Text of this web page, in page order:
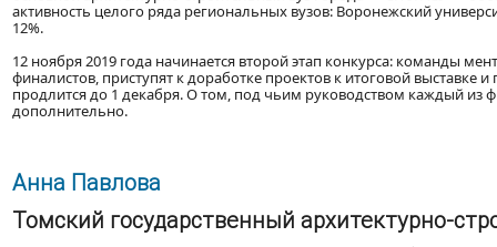
активность целого ряда региональных вузов: Воронежский
12%.
12 ноября 2019 года начинается второй этап конкурса: команды
финалистов, приступят к доработке проектов к итоговой
продлится до 1 декабря. О том, под чьим руководством каждый из
дополнительно.
Анна Павлова
Томский государственный архитектурно-